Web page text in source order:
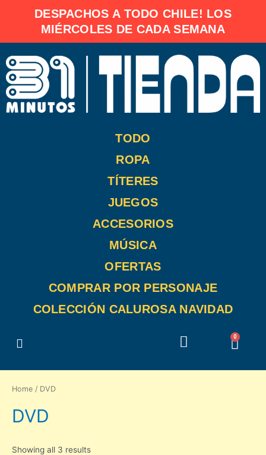
DESPACHOS A TODO CHILE! LOS
MIÉRCOLES DE CADA SEMANA
TODO
ROPA
TÍTERES
JUEGOS
ACCESORIOS
MÚSICA
OFERTAS
COMPRAR POR PERSONAJE
COLECCIÓN CALUROSA NAVIDAD
0
Home / DVD
DVD
Showing all 3 results